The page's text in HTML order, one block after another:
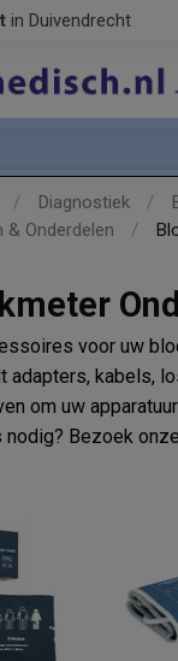
in Duivendrecht
/ Diagnostiek /
Onderdelen
/
voor uw
adapters, kabels,
om uw
nodig? Bezoek